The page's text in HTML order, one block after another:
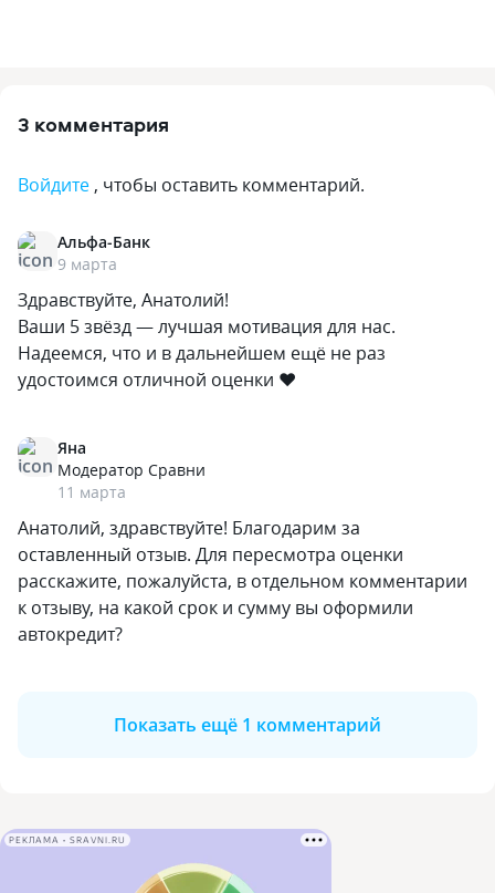
3 комментария
Войдите , чтобы оставить комментарий.
Альфа-Банк
9 марта
Здравствуйте, Анатолий!
Ваши 5 звёзд — лучшая мотивация для нас.
Надеемся, что и в дальнейшем ещё не раз
удостоимся отличной оценки ❤️
Яна
Модератор Сравни
11 марта
Анатолий, здравствуйте! Благодарим за
оставленный отзыв. Для пересмотра оценки
расскажите, пожалуйста, в отдельном комментарии
к отзыву, на какой срок и сумму вы оформили
автокредит?
Показать ещё 1 комментарий
РЕКЛАМА • SRAVNI.RU